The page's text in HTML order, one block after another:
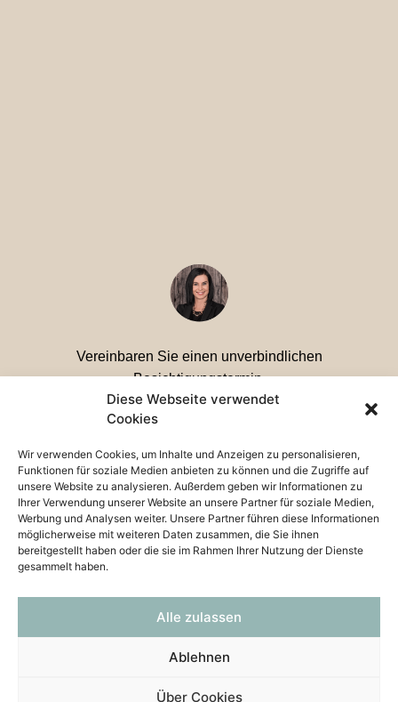
Diese Webseite verwendet
Cookies
Wir verwenden Cookies, um Inhalte und Anzeigen zu personalisieren,
Funktionen für soziale Medien anbieten zu können und die Zugriffe auf
unsere Website zu analysieren. Außerdem geben wir Informationen zu
Ihrer Verwendung unserer Website an unsere Partner für soziale Medien,
Werbung und Analysen weiter. Unsere Partner führen diese Informationen
möglicherweise mit weiteren Daten zusammen, die Sie ihnen
bereitgestellt haben oder die sie im Rahmen Ihrer Nutzung der Dienste
gesammelt haben.
Alle zulassen
Ablehnen
Über Cookies
Vereinbaren Sie einen unverbindlichen
Besichtigungstermin,
ich freue mich auf Ihre Kontaktaufnahme